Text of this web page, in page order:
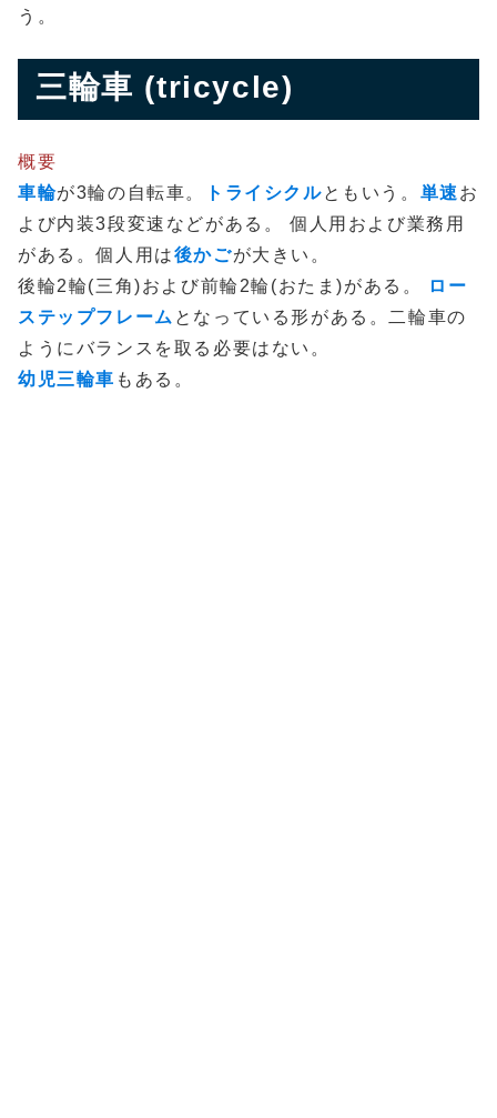
う。
三輪車 (tricycle)
概要
車輪が3輪の自転車。 トライシクルともいう。 単速 お
よび内装3段変速などがある。 個人用および業務用
がある。個人用は後かごが大きい。
後輪2輪(三角)および前輪2輪(おたま)がある。
ロー
ステップフレーム となっている形がある。二輪車の
ようにバランスを取る必要はない。
幼児三輪車 もある。